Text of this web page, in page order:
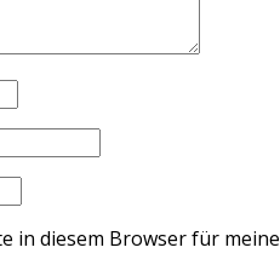
in diesem Browser für